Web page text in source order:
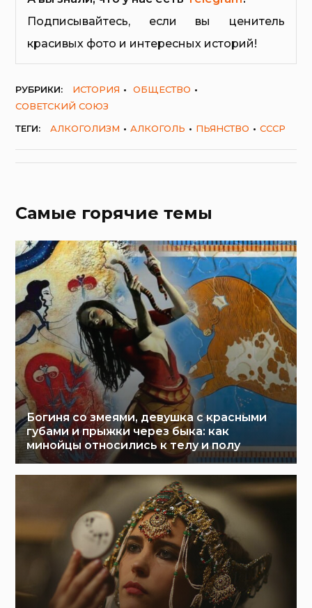
Подписывайтесь, если вы ценитель
красивых фото и интересных историй!
РУБРИКИ: ИСТОРИЯ
ОБЩЕСТВО
СОВЕТСКИЙ СОЮЗ
ТЕГИ:
АЛКОГОЛИЗМ АЛКОГОЛЬ ПЬЯНСТВО СССР
Самые горячие темы
Богиня со змеями, девушка с красными
губами и прыжки через быка: как
минойцы относились к телу и полу